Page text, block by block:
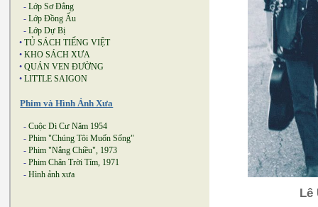
- Lớp Sơ Đẳng
- Lớp Đồng Ấu
- Lớp Dự Bị
• TỦ SÁCH TIẾNG VIỆT
• KHO SÁCH XƯA
• QUÁN VEN ĐƯỜNG
• LITTLE SAIGON
Phim và Hình Ảnh Xưa
- Cuộc Di Cư Năm 1954
- Phim "Chúng Tôi Muốn Sống"
- Phim "Nắng Chiều", 1973
- Phim Chân Trời Tím, 1971
- Hình ảnh xưa
Lê